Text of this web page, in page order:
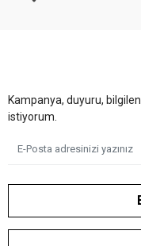
Kampanya, duyuru,
istiyorum.